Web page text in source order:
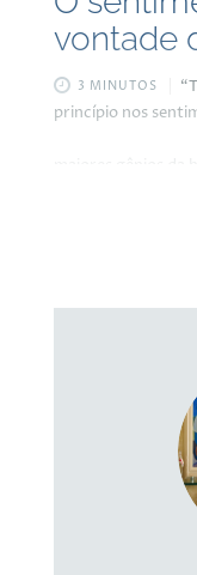
vontade
3 MINUTOS
princípio nos
maiores gênios